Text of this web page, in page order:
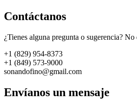
Contáctanos
¿Tienes alguna pregunta o sugerencia?
+1 (829) 954-8373
+1 (849) 573-9000
sonandofino@gmail.com
Envíanos un mensaje